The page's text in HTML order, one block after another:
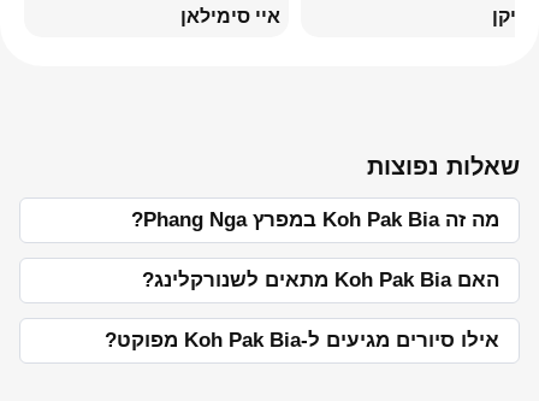
איי סימילאן צ'יקן
שאלות נפוצות
מה זה Koh Pak Bia במפרץ Phang Nga?
האם Koh Pak Bia מתאים לשנורקלינג?
אילו סיורים מגיעים ל-Koh Pak Bia מפוקט?